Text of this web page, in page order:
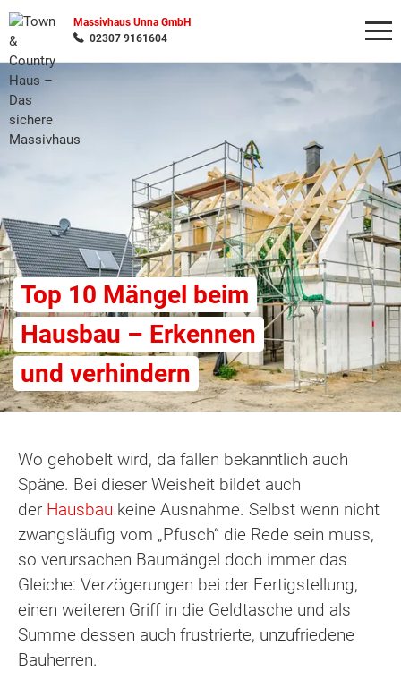
Massivhaus Unna GmbH
02307 9161604
Top 10 Mängel beim
Hausbau – Erkennen
und verhindern
Wo gehobelt wird, da fallen bekanntlich auch
Späne. Bei dieser Weisheit bildet auch
der Hausbau keine Ausnahme. Selbst wenn nicht
zwangsläufig vom „Pfusch“ die Rede sein muss,
so verursachen Baumängel doch immer das
Gleiche: Verzögerungen bei der Fertigstellung,
einen weiteren Griff in die Geldtasche und als
Summe dessen auch frustrierte, unzufriedene
Bauherren.
Wonach möchten Sie suchen?